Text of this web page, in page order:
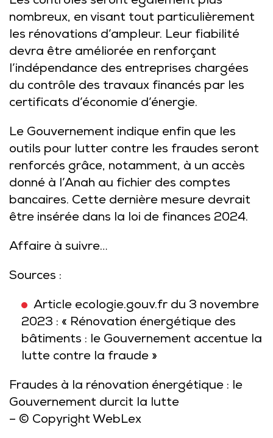
nombreux, en visant tout particulièrement
les rénovations d’ampleur. Leur fiabilité
devra être améliorée en renforçant
l’indépendance des entreprises chargées
du contrôle des travaux financés par les
certificats d’économie d’énergie.
Le Gouvernement indique enfin que les
outils pour lutter contre les fraudes seront
renforcés grâce, notamment, à un accès
donné à l’Anah au fichier des comptes
bancaires. Cette dernière mesure devrait
être insérée dans la loi de finances 2024.
Affaire à suivre…
Sources :
Article ecologie.gouv.fr du 3 novembre
2023 : « Rénovation énergétique des
bâtiments : le Gouvernement accentue la
lutte contre la fraude »
Fraudes à la rénovation énergétique : le
Gouvernement durcit la lutte
– © Copyright WebLex